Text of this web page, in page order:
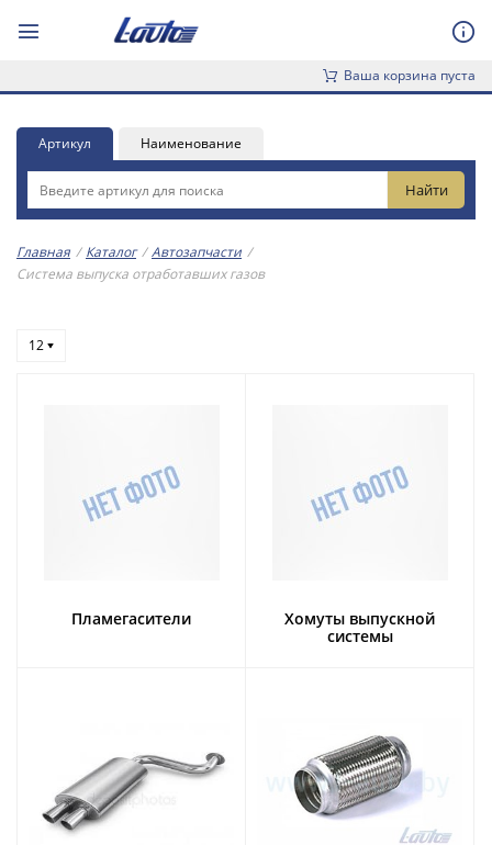
Ваша корзина пуста
Артикул Наименование
Главная / Каталог / Автозапчасти /
Система выпуска отработавших газов
12
Пламегасители
Хомуты выпускной
системы